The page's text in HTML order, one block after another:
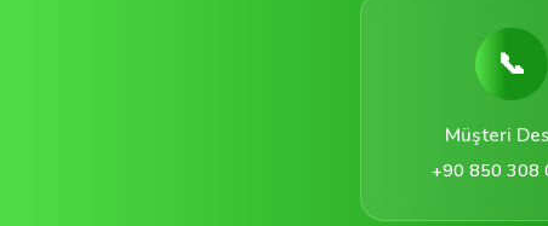
📞
Müşteri
+90 850 308